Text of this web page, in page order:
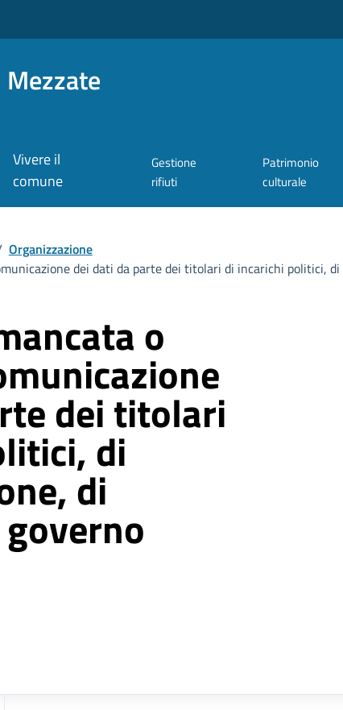
Mezzate
Vivere il
comune
Gestione
rifiuti
Patrimonio
culturale
Organizzazione
dei dati da parte dei titolari di incarichi politici,
o
dei titolari
di
di